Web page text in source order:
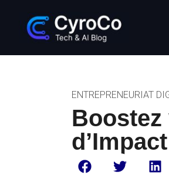
ENTREPRENEURIAT
Boostez